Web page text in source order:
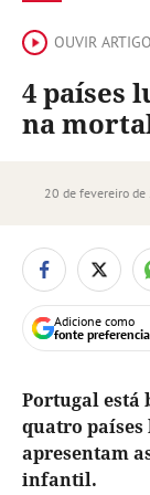
OUVIR ARTIGO
4 países
na
20 de fevereiro
Adicione como
fonte
Portugal está
quatro países
apresentam
infantil.